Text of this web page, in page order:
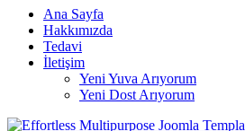
Ana Sayfa
Hakkımızda
Tedavi
İletişim
Yeni Yuva Arıyorum
Yeni Dost Arıyorum